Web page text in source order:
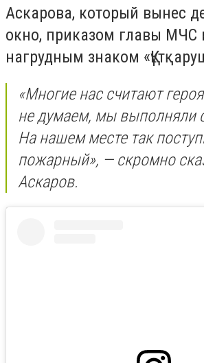
Аскарова, который вынес
окно, приказом главы МЧС
нагрудным знаком
«Многие нас считают
не думаем, мы выполняли
На нашем месте так
пожарный», — скромно
Аскаров.